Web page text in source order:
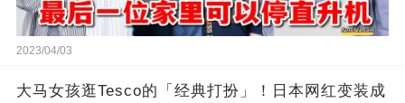
2023/04/03
大马女孩逛Tesco的「经典打扮」！日本网红变装成